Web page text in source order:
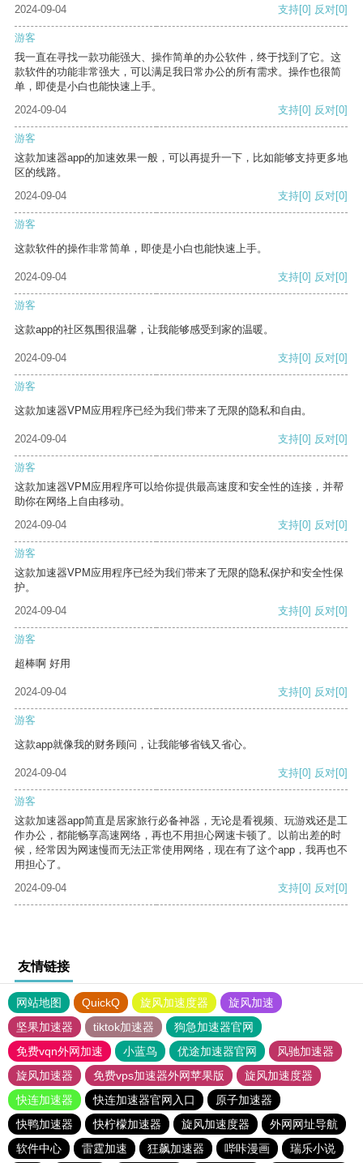
2024-09-04 支持[0] 反对[0]
游客
我一直在寻找一款功能强大、操作简单的办公软件，终于找到了它。这
款软件的功能非常强大，可以满足我日常办公的所有需求。操作也很简
单，即使是小白也能快速上手。
2024-09-04
支持[0] 反对[0]
游客
这款加速器app的加速效果一般，可以再提升一下，比如能够支持更多地
区的线路。
2024-09-04
支持[0] 反对[0]
游客
这款软件的操作非常简单，即使是小白也能快速上手。
2024-09-04 支持[0] 反对[0]
游客
这款app的社区氛围很温馨，让我能够感受到家的温暖。
2024-09-04 支持[0] 反对[0]
游客
这款加速器VPM应用程序已经为我们带来了无限的隐私和自由。
2024-09-04 支持[0] 反对[0]
游客
这款加速器VPM应用程序可以给你提供最高速度和安全性的连接，并帮
助你在网络上自由移动。
2024-09-04
支持[0] 反对[0]
游客
这款加速器VPM应用程序已经为我们带来了无限的隐私保护和安全性保
护。
2024-09-04
支持[0] 反对[0]
游客
超棒啊 好用
2024-09-04 支持[0] 反对[0]
游客
这款app就像我的财务顾问，让我能够省钱又省心。
2024-09-04 支持[0] 反对[0]
游客
这款加速器app简直是居家旅行必备神器，无论是看视频、玩游戏还是工
作办公，都能畅享高速网络，再也不用担心网速卡顿了。以前出差的时
候，经常因为网速慢而无法正常使用网络，现在有了这个app，我再也不
用担心了。
2024-09-04
支持[0] 反对[0]
友情链接
网站地图 QuickQ 旋风加速度器
旋风加速
坚果加速器
tiktok加速器
狗急加速器官网
免费vqn外网加速
小蓝鸟 优途加速器官网
风驰加速器
旋风加速器
免费vps加速器外网苹果版
旋风加速度器
快连加速器
快连加速器官网入口
原子加速器
快鸭加速器
快柠檬加速器 旋风加速度器
外网网址导航
软件中心
雷霆加速 狂飙加速器 哔咔漫画 瑞乐小说